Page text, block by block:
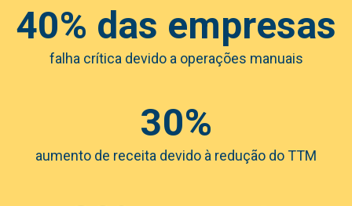
40% das empresas
falha crítica devido a operações manuais
30%
aumento de receita devido à redução do TTM